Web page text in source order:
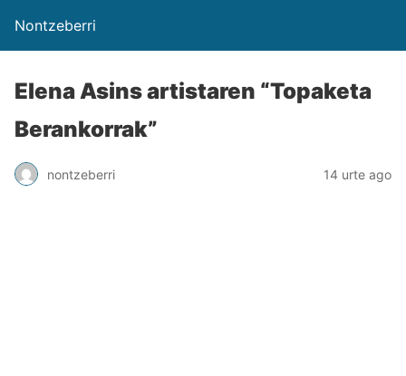
Nontzeberri
Elena Asins artistaren “Topaketa
Berankorrak”
nontzeberri 14 urte ago